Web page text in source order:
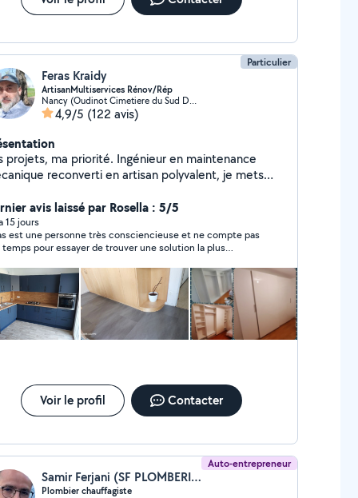
de travail pour la cuisine car il a mal évalué son temps
Particulier
Feras Kraidy
ArtisanMultiservices Rénov/Rép
Nancy (Oudinot Cimetiere du Sud Doumer)
4,9/5 (122 avis)
projets, ma priorité. Ingénieur en maintenance
reconverti en artisan polyvalent, je mets
à votre service. Je réalise vos travaux avec
précision et dans le respect strict des normes
tout en m'adaptant à votre budget. Mon
couvre de nombreux domaines : Intérieur :
de meubles, installation et pose de cuisines,
intérieur, petites interventions en
et électricité. Extérieur : pose de stores
portails, portes de garage et autres
En tant que micro-entrepreneur, je vous
Feras
avis laissé par Rosella : 5/5
15 jours
est une personne très consciencieuse et ne compte pas
temps pour essayer de trouver une solution la plus
Voir le profil Contacter
Auto-entrepreneur
Samir Ferjani (SF PLOMBERIE 54)
Plombier chauffagiste